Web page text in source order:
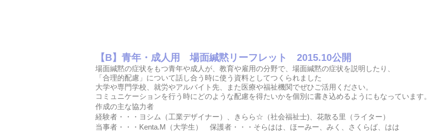
【B】青年・成人用 場面緘黙リーフレット 2015.10公開
場面緘黙の症状をもつ青年や成人が、教育や雇用の分野で、場面緘黙の症状を説明したり、
「合理的配慮」について話し合う時に使う資料としてつくられました
大学や専門学校、就労やアルバイト先、また医療や福祉機関でぜひご活用ください。
コミュニケーションを行う時にどのような配慮を得たいかを個別に書き込めるようにもなっています。
作成の主な協力者
経験者・・・ヨシム（工業デザイナー）、きらら☆（社会福祉士)、花散る里（ライター）
当事者・・・Kenta.M（大学生） 保護者・・・そらはは、ほーみー、みく、さくらば、はは